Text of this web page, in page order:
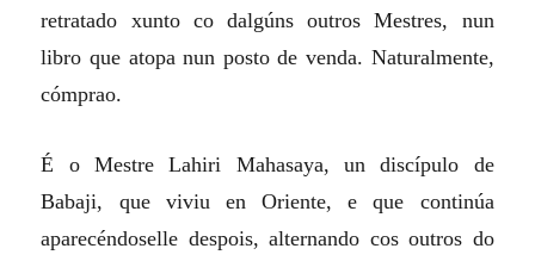
retratado xunto co dalgúns outros Mestres, nun
libro que atopa nun posto de venda. Naturalmente,
cómprao.
É o Mestre Lahiri Mahasaya, un discípulo de
Babaji, que viviu en Oriente, e que continúa
aparecéndoselle despois, alternando cos outros do